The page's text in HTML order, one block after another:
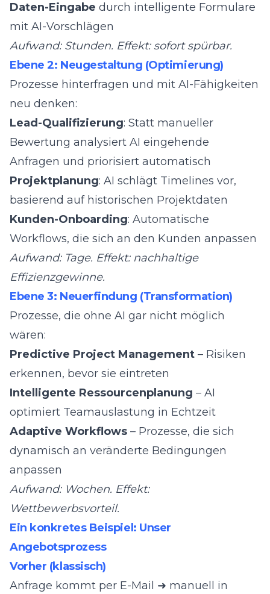
Daten-Eingabe durch intelligente Formulare
mit AI-Vorschlägen
Aufwand: Stunden. Effekt: sofort spürbar.
Ebene 2: Neugestaltung (Optimierung)
Prozesse hinterfragen und mit AI-Fähigkeiten
neu denken:
Lead-Qualifizierung: Statt manueller
Bewertung analysiert AI eingehende
Anfragen und priorisiert automatisch
Projektplanung: AI schlägt Timelines vor,
basierend auf historischen Projektdaten
Kunden-Onboarding: Automatische
Workflows, die sich an den Kunden anpassen
Aufwand: Tage. Effekt: nachhaltige
Effizienzgewinne.
Ebene 3: Neuerfindung (Transformation)
Prozesse, die ohne AI gar nicht möglich
wären:
Predictive Project Management – Risiken
erkennen, bevor sie eintreten
Intelligente Ressourcenplanung – AI
optimiert Teamauslastung in Echtzeit
Adaptive Workflows – Prozesse, die sich
dynamisch an veränderte Bedingungen
anpassen
Aufwand: Wochen. Effekt:
Wettbewerbsvorteil.
Ein konkretes Beispiel: Unser
Angebotsprozess
Vorher (klassisch)
Anfrage kommt per E-Mail ➜ manuell in